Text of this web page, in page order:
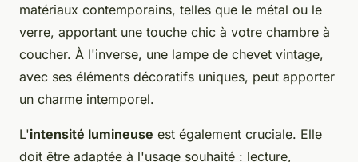
matériaux contemporains, telles que le métal ou le
verre, apportant une touche chic à votre chambre à
coucher. À l'inverse, une lampe de chevet vintage,
avec ses éléments décoratifs uniques, peut apporter
un charme intemporel.
L'intensité lumineuse est également cruciale. Elle
doit être adaptée à l'usage souhaité : lecture,